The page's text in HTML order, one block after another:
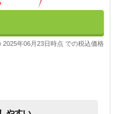
年06月23日時点 での税込価格